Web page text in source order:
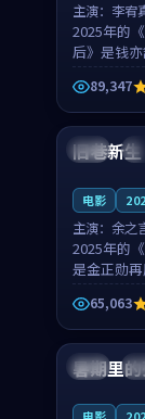
主演： 李宥
2025年的
后》是钱
的动漫佳
的取景与
围相互成
谢承南的
制，让整部
89,347
英国 完
旧巷新生
电影
主演： 余之
2025年的
是金正勋
幻佳作。
雨夜物语
就，余之
对手戏自然
部影片在悬
65,063
中国
暑期里